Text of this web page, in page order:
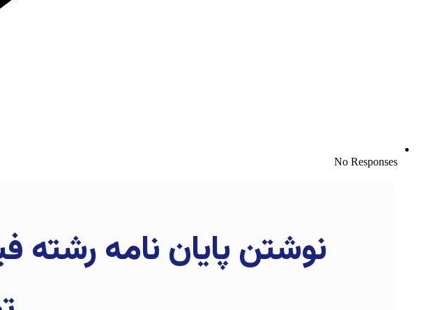
No Responses
نوشتن پایان نامه رشته